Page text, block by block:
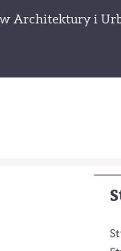
Architektury i